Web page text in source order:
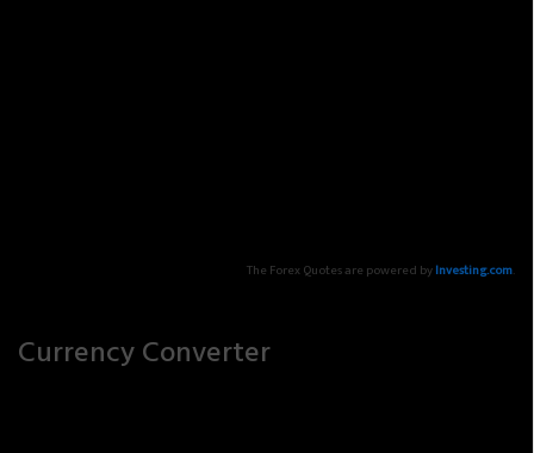
The Forex Quotes are powered byInvesting.com.
Currency Converter